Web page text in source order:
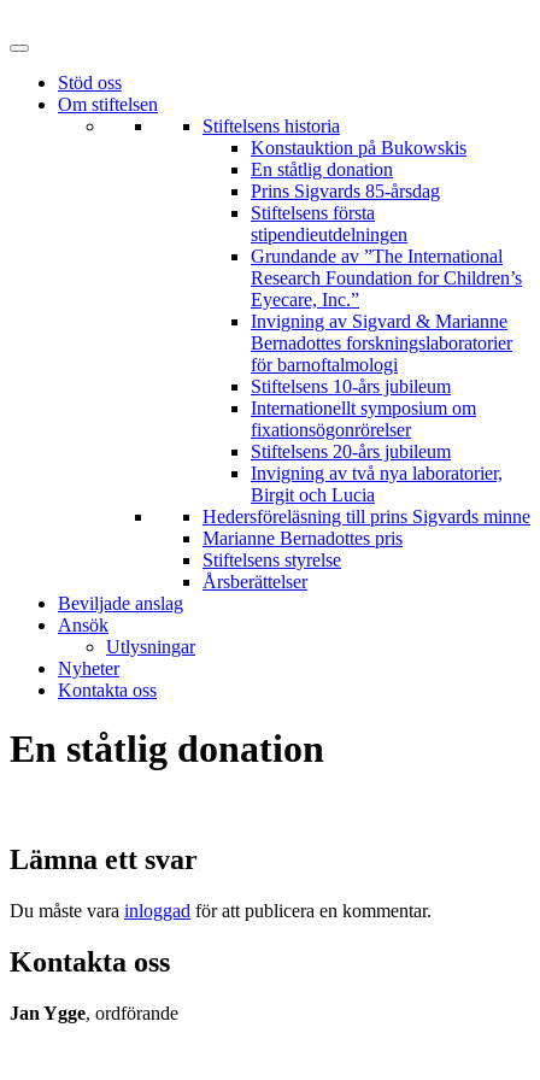
till
Stöd oss
Om stiftelsen
Stiftelsens historia
Konstauktion på Bukowskis
En ståtlig donation
Prins Sigvards 85-årsdag
Stiftelsens första
stipendieutdelningen
Grundande av ”The International
Research Foundation for Children’s
Eyecare, Inc.”
Invigning av Sigvard & Marianne
Bernadottes forskningslaboratorier
för barnoftalmologi
Stiftelsens 10-års jubileum
Internationellt symposium om
fixationsögonrörelser
Stiftelsens 20-års jubileum
Invigning av två nya laboratorier,
Birgit och Lucia
Hedersföreläsning till prins Sigvards minne
Marianne Bernadottes pris
Stiftelsens styrelse
Årsberättelser
Beviljade anslag
Ansök
Utlysningar
Nyheter
Kontakta oss
En ståtlig donation
Lämna ett svar
Du måste vara inloggad för att publicera en kommentar.
Kontakta oss
Jan Ygge, ordförande